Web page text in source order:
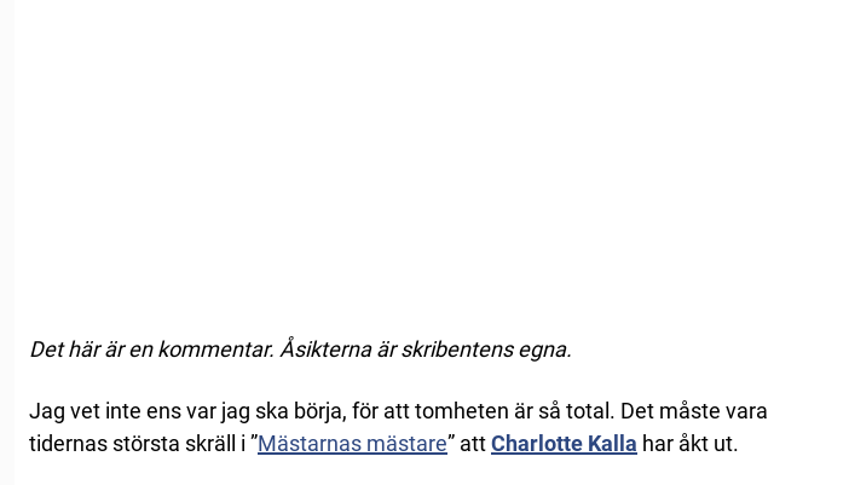
Det här är en kommentar. Åsikterna är skribentens egna.
Jag vet inte ens var jag ska börja, för att tomheten är så total. Det måste vara
tidernas största skräll i ”Mästarnas mästare” attCharlotte Kalla har åkt ut.